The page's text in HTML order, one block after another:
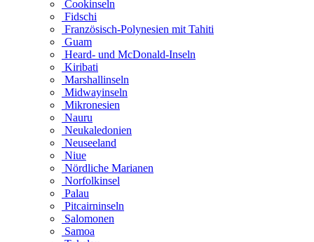
Cookinseln
Fidschi
Französisch-Polynesien mit Tahiti
Guam
Heard- und McDonald-Inseln
Kiribati
Marshallinseln
Midwayinseln
Mikronesien
Nauru
Neukaledonien
Neuseeland
Niue
Nördliche Marianen
Norfolkinsel
Palau
Pitcairninseln
Salomonen
Samoa